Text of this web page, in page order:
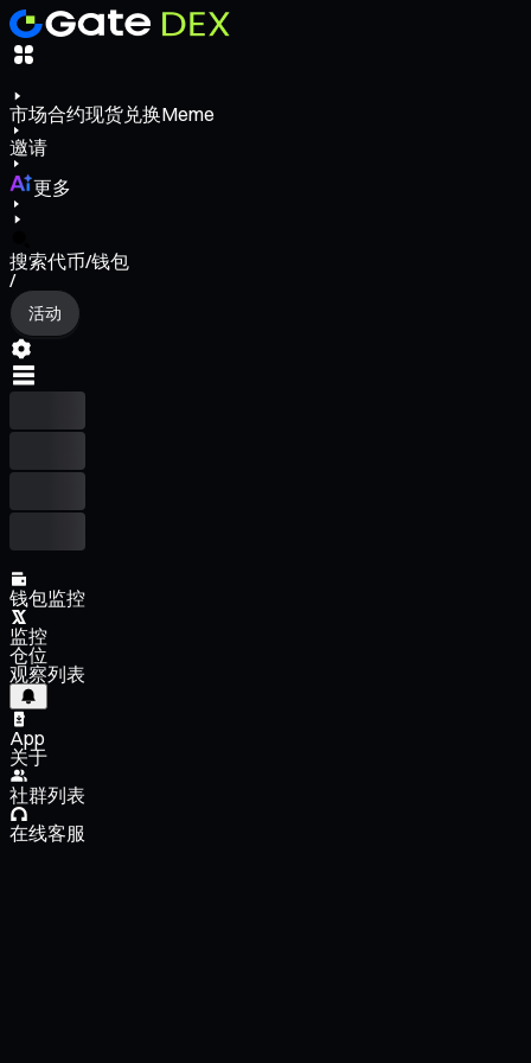
市场合约现货兑换Meme
邀请
更多
搜索代币/钱包
/
活动
钱包监控
监控
仓位
观察列表
App
关于
社群列表
在线客服